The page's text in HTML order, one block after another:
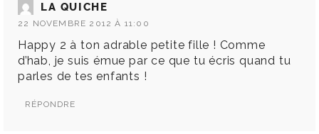
LA QUICHE
22 NOVEMBRE 2012 À 11:00
Happy 2 à ton adrable petite fille ! Comme
d’hab, je suis émue par ce que tu écris quand tu
parles de tes enfants !
RÉPONDRE